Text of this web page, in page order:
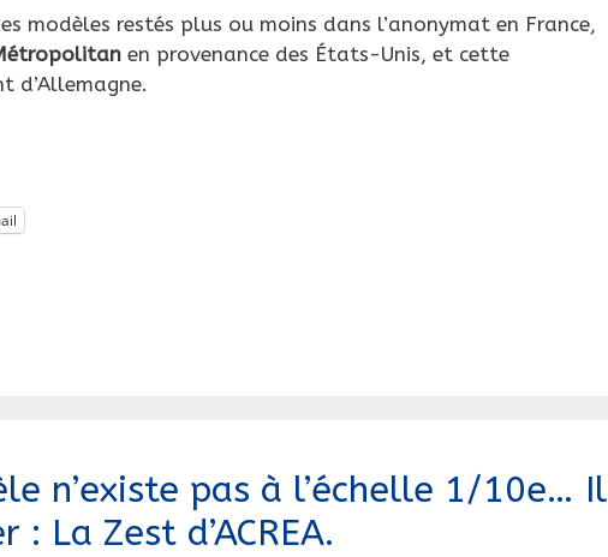
modèles restés plus ou moins dans l’anonymat en France,
en provenance des États-Unis, et cette
d’Allemagne.
n’existe pas à l’échelle 1/10e… Il
La Zest d’ACREA.